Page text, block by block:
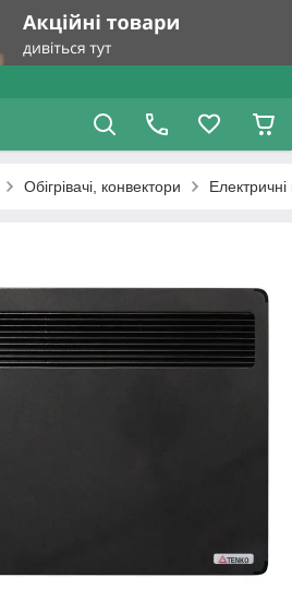
Обігрівачі, конвектори